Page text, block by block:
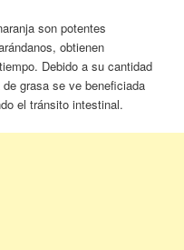
son potentes
obtienen
Debido a su cantidad
grasa se ve beneficiada
el tránsito intestinal.